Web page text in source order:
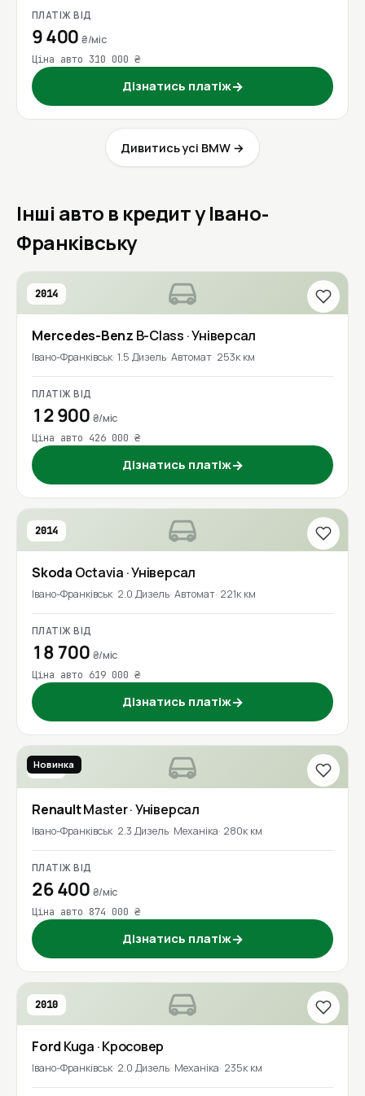
ПЛАТІЖ ВІД
9 400₴/міс
Ціна авто 310 000 ₴
Дізнатись платіж→
Дивитись усі BMW →
Інші авто в кредит у Івано-
Франківську
2014
Mercedes-Benz B-Class · Універсал
Івано-Франківськ 1.5 Дизель Автомат 253к км
ПЛАТІЖ ВІД
12 900 ₴/міс
Ціна авто 426 000 ₴
Дізнатись платіж→
2014
Skoda Octavia · Універсал
Івано-Франківськ 2.0 Дизель Автомат 221к км
ПЛАТІЖ ВІД
18 700 ₴/міс
Ціна авто 619 000 ₴
Дізнатись платіж→
2018
Новинка
RenaultMaster· Універсал
Івано-Франківськ 2.3 Дизель Механіка 280к км
ПЛАТІЖ ВІД
26 400 ₴/міс
Ціна авто 874 000 ₴
Дізнатись платіж→
2010
Ford Kuga · Кросовер
Івано-Франківськ 2.0 Дизель Механіка 235к км